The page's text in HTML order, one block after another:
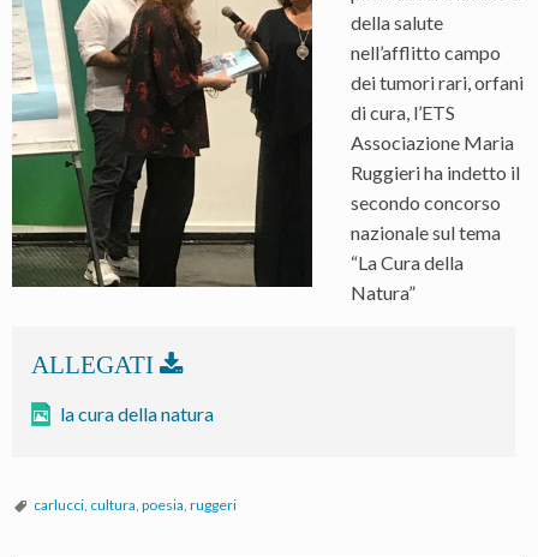
della salute
nell’afflitto campo
dei tumori rari, orfani
di cura, l’ETS
Associazione Maria
Ruggieri ha indetto il
secondo concorso
nazionale sul tema
“La Cura della
Natura”
la cura della natura
carlucci, cultura, poesia, ruggeri